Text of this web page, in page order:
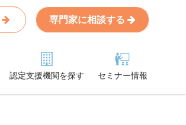
専門家に相談する
認定支援機関を探す セミナー情報
探す